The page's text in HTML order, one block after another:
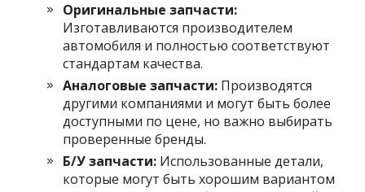
Оригинальные запчасти:
Изготавливаются производителем
автомобиля и полностью соответствуют
стандартам качества.
Аналоговые запчасти: Производятся
другими компаниями и могут быть более
доступными по цене, но важно выбирать
проверенные бренды.
Б/У запчасти: Использованные детали,
которые могут быть хорошим вариантом